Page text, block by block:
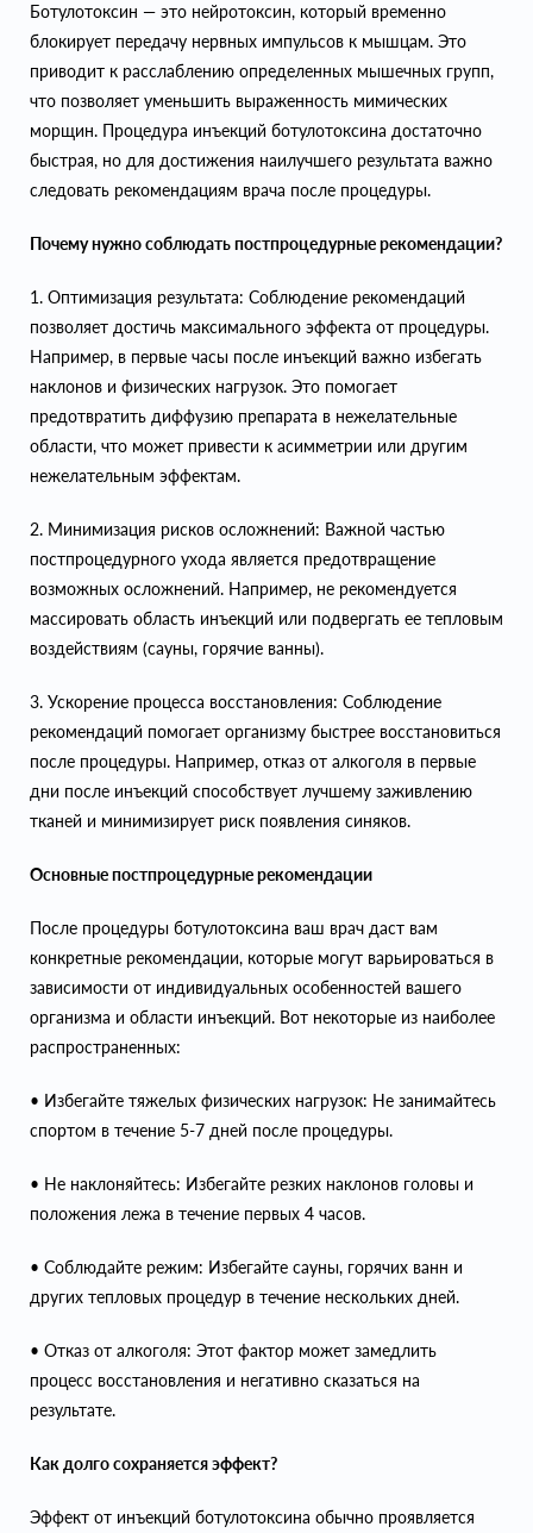
Ботулотоксин — это нейротоксин, который временно
блокирует передачу нервных импульсов к мышцам. Это
приводит к расслаблению определенных мышечных групп,
что позволяет уменьшить выраженность мимических
морщин. Процедура инъекций ботулотоксина достаточно
быстрая, но для достижения наилучшего результата важно
следовать рекомендациям врача после процедуры.
Почему нужно соблюдать постпроцедурные рекомендации?
1. Оптимизация результата: Соблюдение рекомендаций
позволяет достичь максимального эффекта от процедуры.
Например, в первые часы после инъекций важно избегать
наклонов и физических нагрузок. Это помогает
предотвратить диффузию препарата в нежелательные
области, что может привести к асимметрии или другим
нежелательным эффектам.
2. Минимизация рисков осложнений: Важной частью
постпроцедурного ухода является предотвращение
возможных осложнений. Например, не рекомендуется
массировать область инъекций или подвергать ее тепловым
воздействиям (сауны, горячие ванны).
3. Ускорение процесса восстановления: Соблюдение
рекомендаций помогает организму быстрее восстановиться
после процедуры. Например, отказ от алкоголя в первые
дни после инъекций способствует лучшему заживлению
тканей и минимизирует риск появления синяков.
Основные постпроцедурные рекомендации
После процедуры ботулотоксина ваш врач даст вам
конкретные рекомендации, которые могут варьироваться в
зависимости от индивидуальных особенностей вашего
организма и области инъекций. Вот некоторые из наиболее
распространенных:
• Избегайте тяжелых физических нагрузок: Не занимайтесь
спортом в течение 5-7 дней после процедуры.
• Не наклоняйтесь: Избегайте резких наклонов головы и
положения лежа в течение первых 4 часов.
• Соблюдайте режим: Избегайте сауны, горячих ванн и
других тепловых процедур в течение нескольких дней.
• Отказ от алкоголя: Этот фактор может замедлить
процесс восстановления и негативно сказаться на
результате.
Как долго сохраняется эффект?
Эффект от инъекций ботулотоксина обычно проявляется